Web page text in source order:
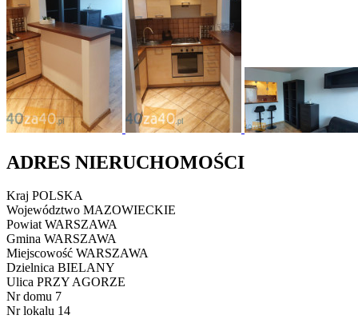
ADRES NIERUCHOMOŚCI
Kraj POLSKA
Województwo MAZOWIECKIE
Powiat WARSZAWA
Gmina WARSZAWA
Miejscowość WARSZAWA
Dzielnica BIELANY
Ulica PRZY AGORZE
Nr domu 7
Nr lokalu 14